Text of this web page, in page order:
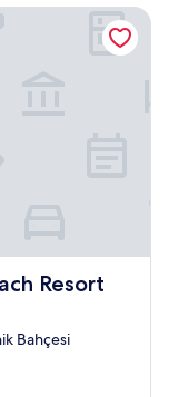
Resort
Bahçesi